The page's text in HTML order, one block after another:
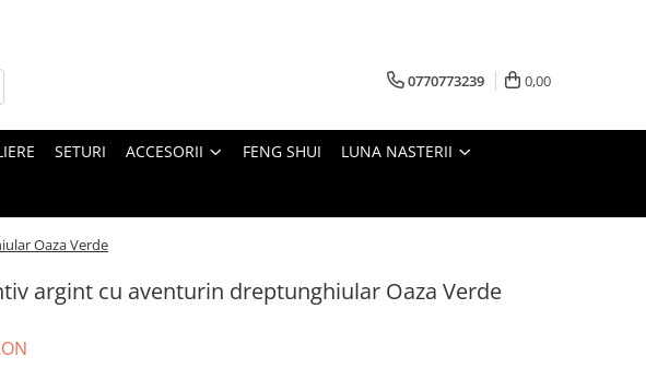
0770773239 0,00
SETURI ACCESORII FENG SHUI LUNA NASTERII
Oaza Verde
argint cu aventurin dreptunghiular Oaza Verde